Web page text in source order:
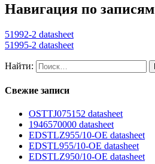
Навигация по записям
51992-2 datasheet
51995-2 datasheet
Найти:
Свежие записи
OSTTJ075152 datasheet
1946570000 datasheet
EDSTLZ955/10-OE datasheet
EDSTL955/10-OE datasheet
EDSTLZ950/10-OE datasheet